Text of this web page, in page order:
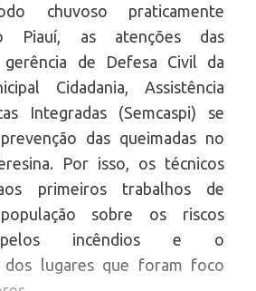
chuvoso praticamente
Piauí, as atenções das
gerência de Defesa Civil da
Cidadania, Assistência
Integradas (Semcaspi) se
das queimadas no
Por isso, os técnicos
primeiros trabalhos de
sobre os riscos
pelos incêndios e o
dos lugares que foram foco